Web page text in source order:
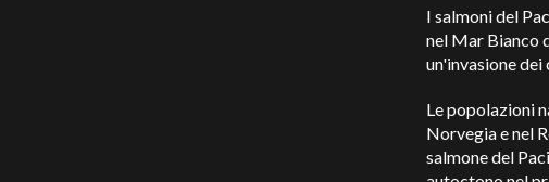
I salmoni del
nel Mar Bianco
un'invasione
Le popolazioni
Norvegia e nel
salmone del